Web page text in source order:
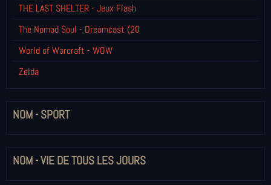
THE LAST SHELTER - Jeux Flash
The Nomad Soul - Dreamcast (20
World of Warcraft - WOW
Zelda
NOM - SPORT
NOM - VIE DE TOUS LES JOURS